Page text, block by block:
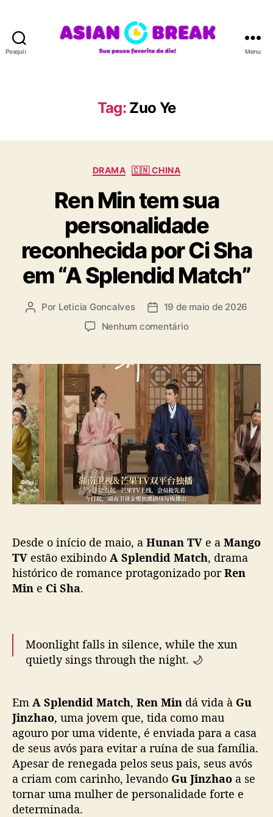
Pesquisar
A
N
R
A
Menu
Tag: Zuo Ye
C
t
e
g
o
r
i
a
DRAMA 🇨🇳 CHINA
Ren Min tem sua
personalidade
reconhecida por Ci Sha
em “A Splendid Match”
A
r
d
o
p
o
s
t
Por Leticia Goncalves
D
d
e
p
u
b
l
i
ç
ã
19 de maio de 2026
Nenhum comentárioe
e
n
i
n
t
e
m
s
u
r
s
o
a
d
e
c
o
h
e
c
i
Desde o início de maio, a Hunan TV e a Mango
TV estão exibindo A Splendid Match, drama
histórico de romance protagonizado porRen
Min e Ci Sha.
Moonlight falls in silence, while the xun
quietly sings through the night. 🌙
WeTV.
✨Starring#RenMin #CiSha
🔗👉🏻https://t.co/05dnvBeInf #良陈美锦 #任敏
#此沙 #WeTV #WeTVAlwaysMore
pic.twitter.com/w23a7D0xIP
Em A Splendid Match, Ren Min dá vida à Gu
Jinzhao, uma jovem que, tida como mau
agouro por uma vidente, é enviada para a casa
de seus avós para evitar a ruína de sua família.
Apesar de renegada pelos seus pais, seus avós
a criam com carinho, levando Gu Jinzhao a se
tornar uma mulher de personalidade forte e
determinada.